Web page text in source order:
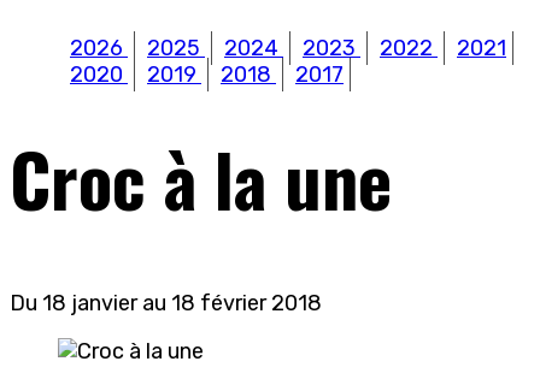
2026 2025 2024 2023 2022
2021
2020
2019 2018 2017
Croc à la une
Du 18 janvier au 18 février 2018